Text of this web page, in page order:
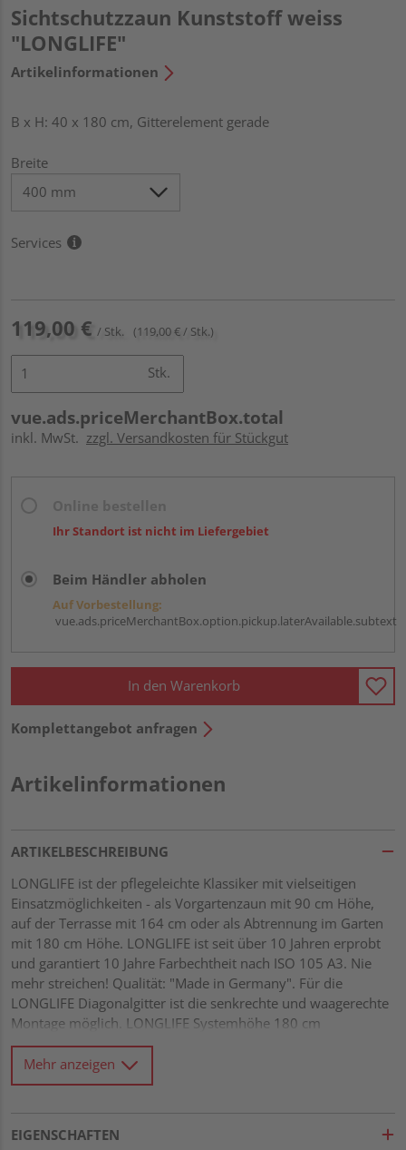
Sichtschutzzaun Kunststoff weiss
"LONGLIFE"
Artikelinformationen
B x H: 40 x 180 cm, Gitterelement gerade
Breite
Services
119,00 € / Stk. (119,00 € / Stk.)
Stk.
vue.ads.priceMerchantBox.total
inkl. MwSt. zzgl. Versandkosten für Stückgut
Ihr Standort ist nicht im Liefergebiet
Beim Händler abholen
Auf Vorbestellung:
vue.ads.priceMerchantBox.option.pickup.laterAvailable.subtext
In den Warenkorb
Komplettangebot anfragen
Artikelinformationen
ARTIKELBESCHREIBUNG
LONGLIFE ist der pflegeleichte Klassiker mit vielseitigen
Einsatzmöglichkeiten - als Vorgartenzaun mit 90 cm Höhe,
auf der Terrasse mit 164 cm oder als Abtrennung im Garten
mit 180 cm Höhe. LONGLIFE ist seit über 10 Jahren erprobt
und garantiert 10 Jahre Farbechtheit nach ISO 105 A3. Nie
mehr streichen! Qualität: "Made in Germany". Für die
LONGLIFE Diagonalgitter ist die senkrechte und waagerechte
Montage möglich. LONGLIFE Systemhöhe 180 cm
hochwertiger Fenster-Kunststoff, weiß Leisten 5 x 30 mm im
Rahmen geheftet und untereinander verklebt Maschenweite
ca. 40 x 40 mm
Mehr anzeigen
EIGENSCHAFTEN